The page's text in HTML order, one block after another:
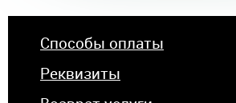
Способы оплаты
Реквизиты